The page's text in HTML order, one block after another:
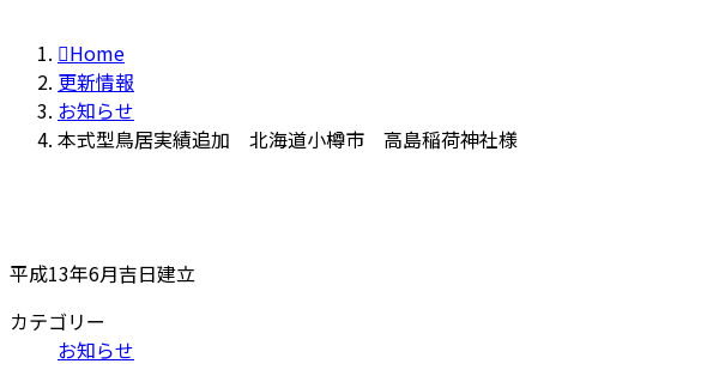
Home
更新情報
お知らせ
本式型鳥居実績追加 北海道小樽市 高島稲荷神社様
平成13年6月吉日建立
カテゴリー
お知らせ